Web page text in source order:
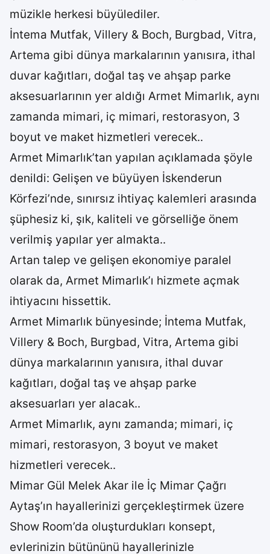
müzikle herkesi büyülediler.
İntema Mutfak, Villery & Boch, Burgbad, Vitra,
Artema gibi dünya markalarının yanısıra, ithal
duvar kağıtları, doğal taş ve ahşap parke
aksesuarlarının yer aldığı Armet Mimarlık, aynı
zamanda mimari, iç mimari, restorasyon, 3
boyut ve maket hizmetleri verecek..
Armet Mimarlık’tan yapılan açıklamada şöyle
denildi: Gelişen ve büyüyen İskenderun
Körfezi’nde, sınırsız ihtiyaç kalemleri arasında
şüphesiz ki, şık, kaliteli ve görselliğe önem
verilmiş yapılar yer almakta..
Artan talep ve gelişen ekonomiye paralel
olarak da, Armet Mimarlık’ı hizmete açmak
ihtiyacını hissettik.
Armet Mimarlık bünyesinde; İntema Mutfak,
Villery & Boch, Burgbad, Vitra, Artema gibi
dünya markalarının yanısıra, ithal duvar
kağıtları, doğal taş ve ahşap parke
aksesuarları yer alacak..
Armet Mimarlık, aynı zamanda; mimari, iç
mimari, restorasyon, 3 boyut ve maket
hizmetleri verecek..
Mimar Gül Melek Akar ile İç Mimar Çağrı
Aytaş’ın hayallerinizi gerçekleştirmek üzere
Show Room’da oluşturdukları konsept,
evlerinizin bütününü hayallerinizle